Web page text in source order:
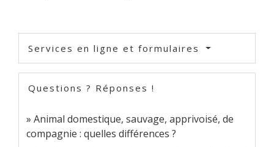
Services en ligne et formulaires
Questions ? Réponses !
Animal domestique, sauvage, apprivoisé, de
compagnie : quelles différences ?